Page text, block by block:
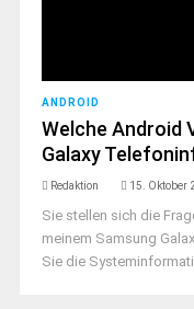
ANDROID
Welche Android
Galaxy
Redaktion 15. Oktober
Sie stellen sich die
meinem Samsung
Sie die